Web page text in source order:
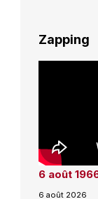
Zapping
6 août
6 août 2026